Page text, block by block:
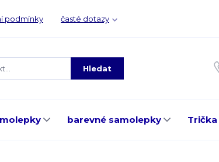
podmínky časté dotazy
Hledat
barevné samolepky Trička